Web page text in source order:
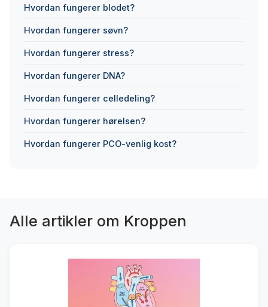
Hvordan fungerer blodet?
Hvordan fungerer søvn?
Hvordan fungerer stress?
Hvordan fungerer DNA?
Hvordan fungerer celledeling?
Hvordan fungerer hørelsen?
Hvordan fungerer PCO-venlig kost?
Alle artikler om Kroppen